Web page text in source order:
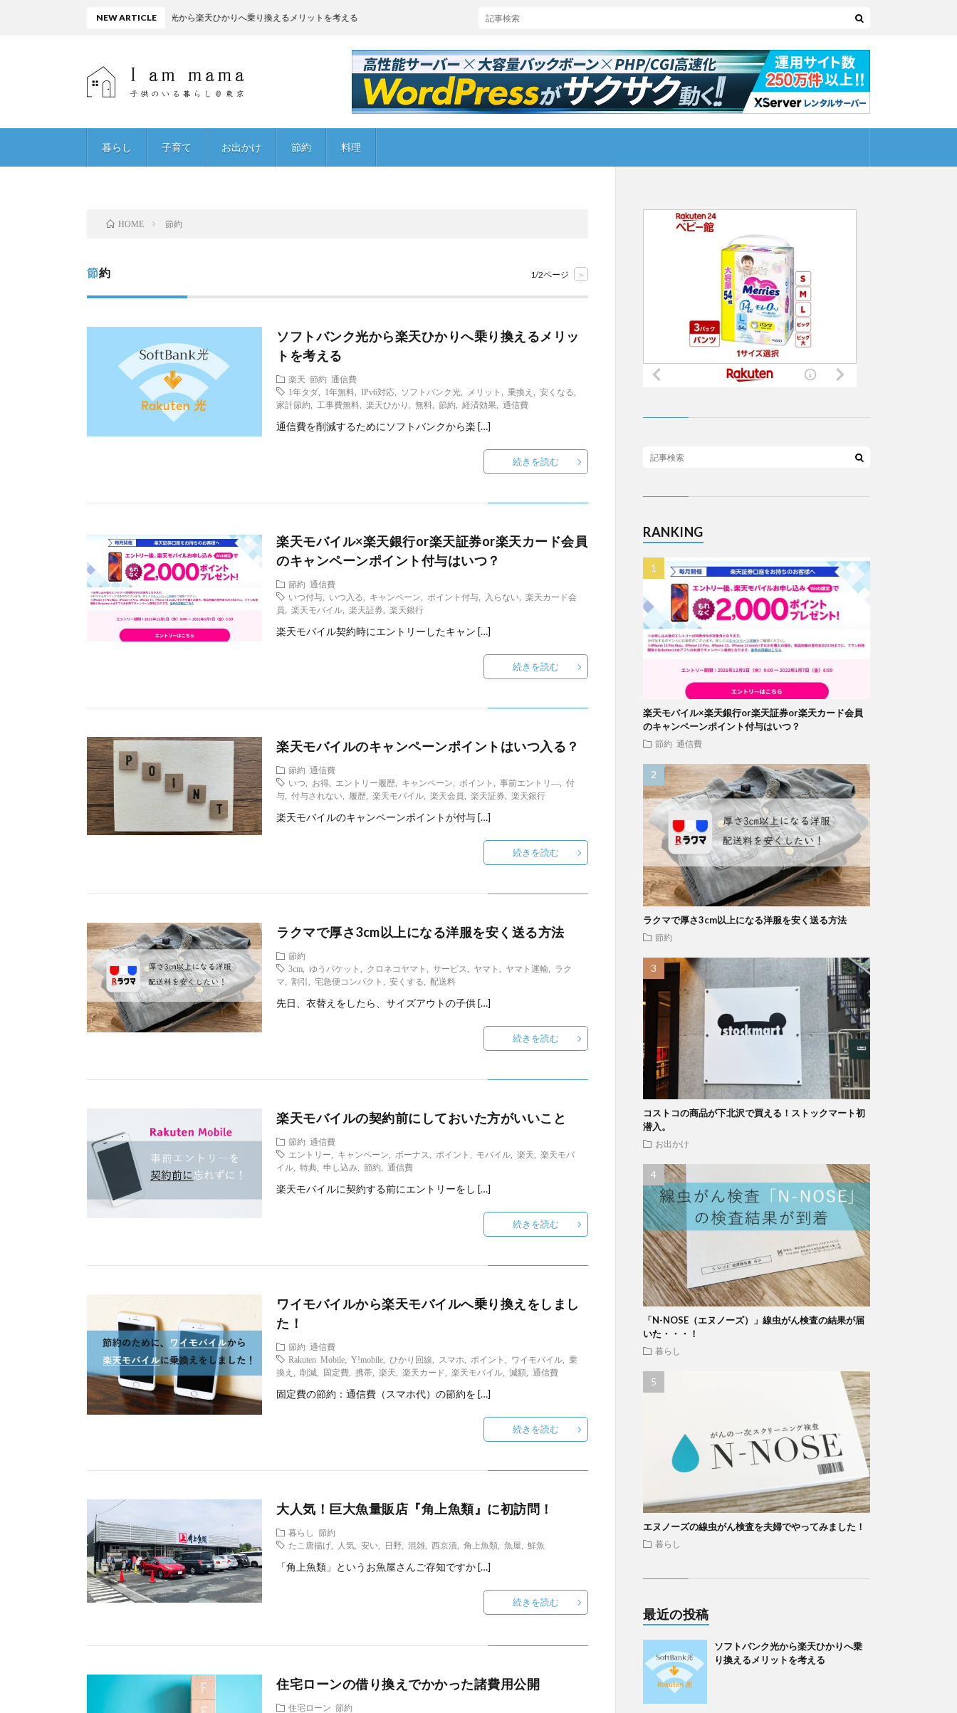
暮らし 子育て お出かけ 節約 料理
NEW ARTICLE
ソフトバンク光から楽天ひかりへ乗り換えるメリットを考える
HOME 節約
節約 1/2ページ >
ソフトバンク光から楽天ひかりへ乗り換えるメリッ
トを考える
楽天 節約
通信費
1年タダ
1年無料 ,IPv6対応 ソフトバンク光 メリット ,乗換え ,安くなる
家計節約
工事費無料 ,楽天ひかり ,無料 ,節約 ,経済効果 ,通信費
通信費を削減するためにソフトバンクから楽 […]
続きを読む
楽天モバイル×楽天銀行or楽天証券or楽天カード会員
のキャンペーンポイント付与はいつ？
節約
通信費
いつ付与
いつ入る キャンペーン ポイント付与 入らない ,楽天カード会
員
,楽天モバイル ,楽天証券 ,楽天銀行
楽天モバイル契約時にエントリーしたキャン […]
続きを読む
楽天モバイルのキャンペーンポイントはいつ入る？
節約
通信費
いつ
お得 エントリー履歴 キャンペーン ポイント ,事前エントリ― ,付
与 ,付与されない 履歴 ,楽天モバイル ,楽天会員 ,楽天証券 ,楽天銀行
楽天モバイルのキャンペーンポイントが付与 […]
続きを読む
ラクマで厚さ3cm以上になる洋服を安く送る方法
節約
3cm ,ゆうパケット クロネコヤマト ,サービス ヤマト ヤマト運輸
ラク
マ
,割引 ,宅急便コンパクト ,安くする 配送料
先日、衣替えをしたら、サイズアウトの子供 […]
続きを読む
楽天モバイルの契約前にしておいた方がいいこと
節約
通信費
エントリー
キャンペーン ボーナス ポイント モバイル ,楽天 ,楽天モバ
イル ,特典 ,申し込み ,節約 ,通信費
楽天モバイルに契約する前にエントリーをし […]
続きを読む
ワイモバイルから楽天モバイルへ乗り換えをしまし
た！
節約
通信費
Rakuten Mobile ,Y!mobile ,ひかり回線 スマホ ポイント ワイモバイル ,乗
換え
,削減 固定費 ,携帯 ,楽天 ,楽天カード ,楽天モバイル ,減額 ,通信費
固定費の節約：通信費（スマホ代）の節約を […]
続きを読む
大人気！巨大魚量販店『角上魚類』に初訪問！
暮らし
節約
たこ唐揚げ
人気 ,安い 日野 ,混雑 ,西京漬 ,角上魚類 ,魚屋 ,鮮魚
「角上魚類」というお魚屋さんご存知ですか […]
続きを読む
住宅ローンの借り換えでかかった諸費用公開
住宅ローン
節約
RANKING
楽天モバイル×楽天銀行or楽天証券or楽天カード会員
のキャンペーンポイント付与はいつ？
節約 通信費
ラクマで厚さ3cm以上になる洋服を安く送る方法
節約
コストコの商品が下北沢で買える！ストックマート初
潜入。
お出かけ
「N-NOSE（エヌノーズ）」線虫がん検査の結果が届
いた・・・！
暮らし
エヌノーズの線虫がん検査を夫婦でやってみました！
暮らし
最近の投稿
ソフトバンク光から楽天ひかりへ乗
り換えるメリットを考える